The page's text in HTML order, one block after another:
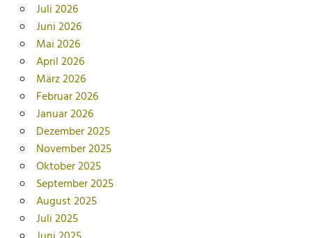
Juli 2026
Juni 2026
Mai 2026
April 2026
März 2026
Februar 2026
Januar 2026
Dezember 2025
November 2025
Oktober 2025
September 2025
August 2025
Juli 2025